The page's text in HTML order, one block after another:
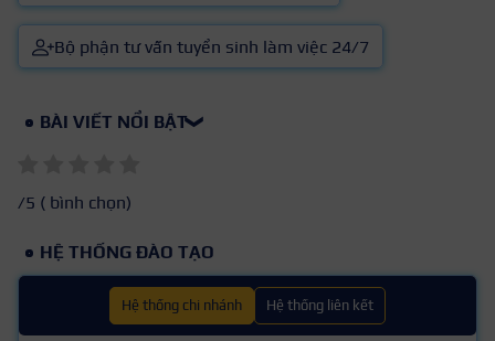
Bộ phận tư vấn tuyển sinh làm việc 24/7
BÀI VIẾT NỔI BẬT❯
/5 ( bình chọn)
HỆ THỐNG ĐÀO TẠO
Hệ thống chi nhánh Hệ thống liên kết